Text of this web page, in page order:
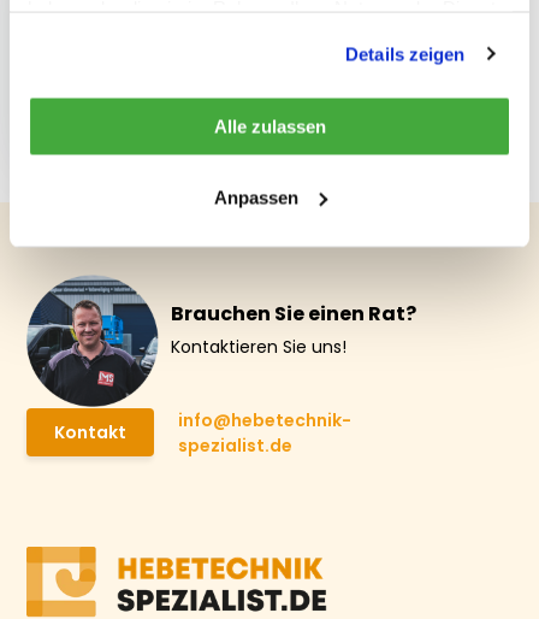
Details zeigen
Alle zulassen
Anpassen
Brauchen Sie einen Rat?
Kontaktieren Sie uns!
Kontakt
info@hebetechnik-
spezialist.de